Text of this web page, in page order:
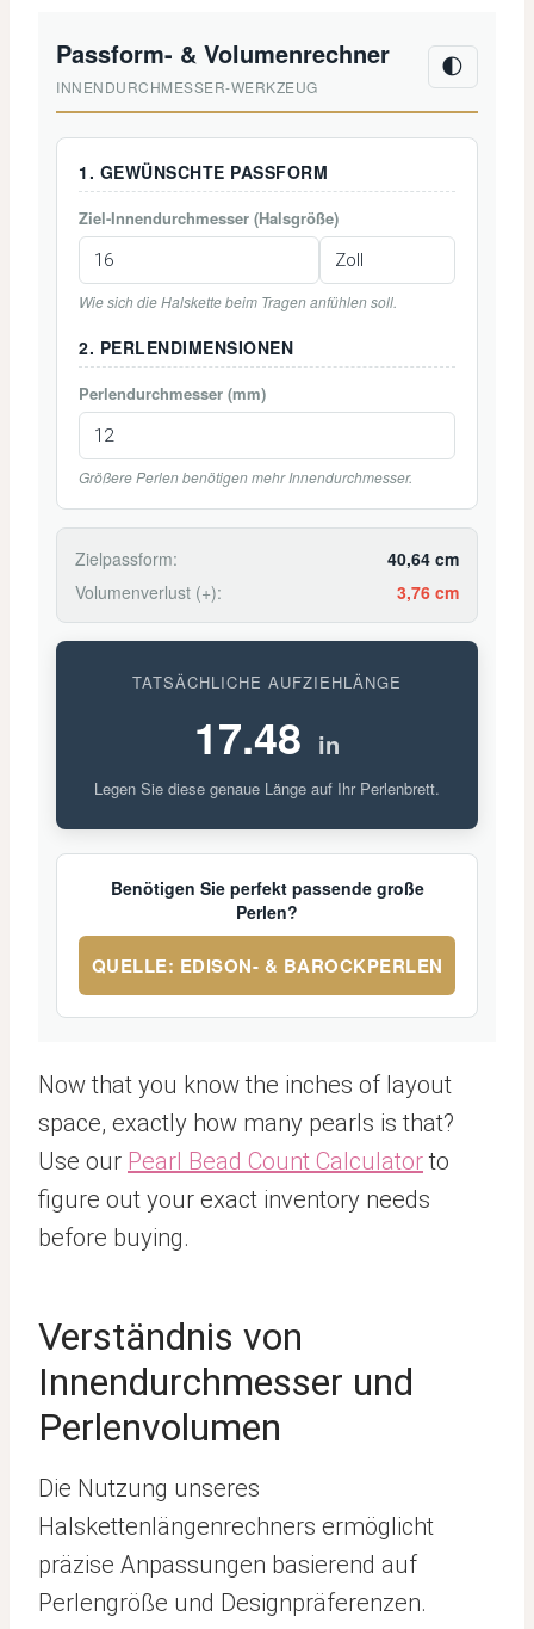
Passform- & Volumenrechner
INNENDURCHMESSER-WERKZEUG
🌓
1. GEWÜNSCHTE PASSFORM
Ziel-Innendurchmesser (Halsgröße)
Wie sich die Halskette beim Tragen anfühlen soll.
2. PERLENDIMENSIONEN
Perlendurchmesser (mm)
Größere Perlen benötigen mehr Innendurchmesser.
Zielpassform:
40,64 cm
Volumenverlust (+):
3,76 cm
TATSÄCHLICHE AUFZIEHLÄNGE
17.48 in
Legen Sie diese genaue Länge auf Ihr Perlenbrett.
Benötigen Sie perfekt passende große
Perlen?
QUELLE: EDISON- & BAROCKPERLEN
Now that you know the inches of layout
space, exactly how many pearls is that?
Use our Pearl Bead Count Calculator to
figure out your exact inventory needs
before buying.
Verständnis von
Innendurchmesser und
Perlenvolumen
Die Nutzung unseres
Halskettenlängenrechners ermöglicht
präzise Anpassungen basierend auf
Perlengröße und Designpräferenzen.